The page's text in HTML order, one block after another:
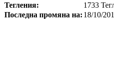
Тегления:
1733
Последна промяна на: 18/10/